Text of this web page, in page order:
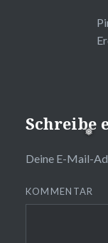
Schreibe
Deine E-Mail-
KOMMENTAR